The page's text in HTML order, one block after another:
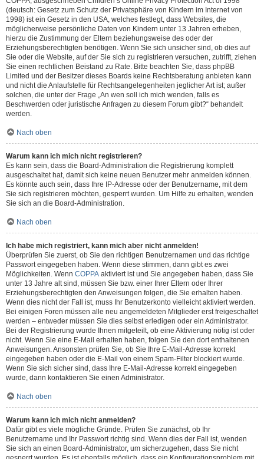
(deutsch: Gesetz zum Schutz der Privatsphäre von Kindern im Internet von
1998) ist ein Gesetz in den USA, welches festlegt, dass Websites, die
möglicherweise persönliche Daten von Kindern unter 13 Jahren erheben,
hierzu die Zustimmung der Eltern beziehungsweise des oder der
Erziehungsberechtigten benötigen. Wenn Sie sich unsicher sind, ob dies auf
Sie oder die Website, auf der Sie sich zu registrieren versuchen, zutrifft, ziehen
Sie einen rechtlichen Beistand zu Rate. Bitte beachten Sie, dass phpBB
Limited und der Besitzer dieses Boards keine Rechtsberatung anbieten kann
und nicht die Anlaufstelle für Rechtsangelegenheiten jeglicher Art ist; außer
solchen, die unter der Frage „An wen soll ich mich wenden, falls es
Beschwerden oder juristische Anfragen zu diesem Forum gibt?“ behandelt
werden.
Nach oben
Warum kann ich mich nicht registrieren?
Es kann sein, dass die Board-Administration die Registrierung komplett
ausgeschaltet hat, damit sich keine neuen Benutzer mehr anmelden können.
Es könnte auch sein, dass Ihre IP-Adresse oder der Benutzername, mit dem
Sie sich registrieren möchten, gesperrt wurden. Um Hilfe zu erhalten, wenden
Sie sich an die Board-Administration.
Nach oben
Ich habe mich registriert, kann mich aber nicht anmelden!
Überprüfen Sie zuerst, ob Sie den richtigen Benutzernamen und das richtige
Passwort eingegeben haben. Wenn diese stimmen, dann gibt es zwei
Möglichkeiten. Wenn COPPA aktiviert ist und Sie angegeben haben, dass Sie
unter 13 Jahre alt sind, müssen Sie bzw. einer Ihrer Eltern oder Ihrer
Erziehungsberechtigten den Anweisungen folgen, die Sie erhalten haben.
Wenn dies nicht der Fall ist, muss Ihr Benutzerkonto vielleicht aktiviert werden.
Bei einigen Foren müssen alle neu angemeldeten Mitglieder erst freigeschaltet
werden – entweder müssen Sie dies selbst erledigen oder ein Administrator.
Bei der Registrierung wurde Ihnen mitgeteilt, ob eine Aktivierung nötig ist oder
nicht. Wenn Sie eine E-Mail erhalten haben, folgen Sie den dort enthaltenen
Anweisungen. Ansonsten prüfen Sie, ob Sie Ihre E-Mail-Adresse korrekt
eingegeben haben oder die E-Mail von einem Spam-Filter blockiert wurde.
Wenn Sie sich sicher sind, dass Ihre E-Mail-Adresse korrekt eingegeben
wurde, dann kontaktieren Sie einen Administrator.
Nach oben
Warum kann ich mich nicht anmelden?
Dafür gibt es viele mögliche Gründe. Prüfen Sie zunächst, ob Ihr
Benutzername und Ihr Passwort richtig sind. Wenn dies der Fall ist, wenden
Sie sich an einen Board-Administrator, um sicherzugehen, dass Sie nicht